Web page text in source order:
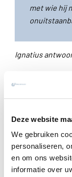
Deze website
We gebruiken
personaliseren,
en om ons
informatie over
met wie hij
Ignatius
Je brieven, en
maar dan toch
situatie te
intens bezorgd
onmogelijkheid
gaan op de weg
waar je bent, of